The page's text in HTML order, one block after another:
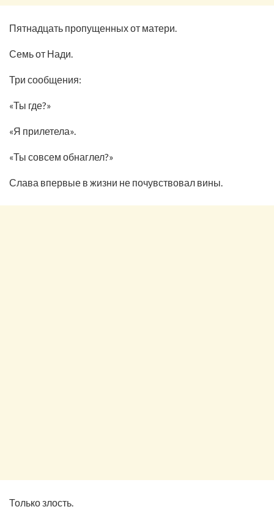
Пятнадцать пропущенных от матери.
Семь от Нади.
Три сообщения:
«Ты где?»
«Я прилетела».
«Ты совсем обнаглел?»
Слава впервые в жизни не почувствовал вины.
Только злость.